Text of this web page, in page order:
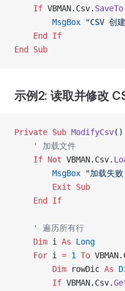
    If
VBMAN.Csv. SaveTo
        MsgBox
"CSV 创
    End If
End Sub
示例2: 读取并修改
Private Sub ModifyCsv()
    ' 加载文件
    If
Not VBMAN.Csv.
        MsgBox
"加载失
        Exit Sub
    End If
    ' 遍历所有行
    Dim
i As Long
    For
i = 1 To
        Dim
rowDic As
        If
VBMAN.Csv.